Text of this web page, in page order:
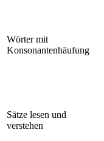
Wörter mit
Konsonantenhäufung
Sätze lesen und
verstehen